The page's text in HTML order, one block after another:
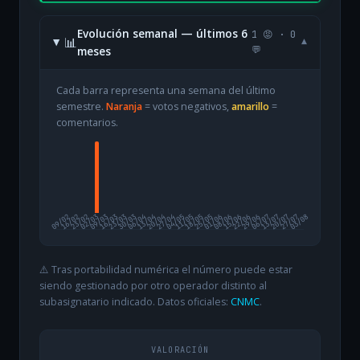
📊
Evolución semanal — últimos 6
meses
1 😡 · 0
💬
▾
Cada barra representa una semana del último
semestre. Naranja= votos negativos, amarillo =
comentarios.
09/02
16/0223/0202/0309/0316/0323/0330/0306/0413/0420/0427/0404/0511/0518/0525/0501/0608/0615/0622/0629/0606/0713/0720/0727/07
03/08
⚠️ Tras portabilidad numérica el número puede estar
siendo gestionado por otro operador distinto al
subasignatario indicado. Datos oficiales: CNMC.
VALORACIÓN